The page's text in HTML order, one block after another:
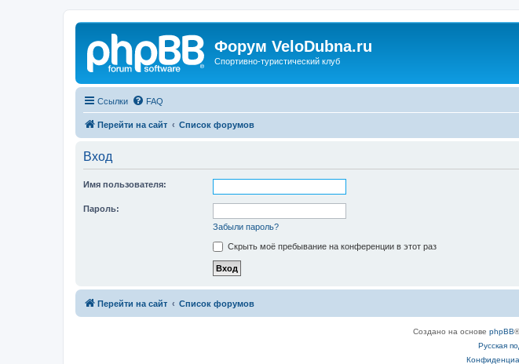
Форум VeloDubna.ru
Спортивно-туристический клуб
Ссылки FAQ
Перейти на сайт Список форумов
Вход
Имя пользователя:
Пароль:
Забыли пароль?
Скрыть моё пребывание на конференции в этот раз
Перейти на сайт Список форумов
Создано на основе phpBB
Русская